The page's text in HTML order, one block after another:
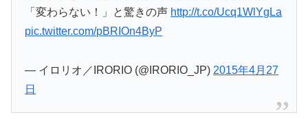
「変わらない！」と驚きの声 http://t.co/Ucq1WlYgLa
pic.twitter.com/pBRIOn4ByP
— イロリオ／IRORIO (@IRORIO_JP) 2015年4月27
日